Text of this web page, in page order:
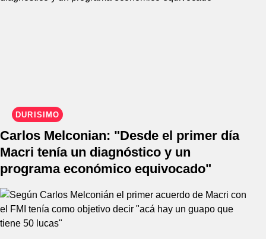
DURÍSIMO
Carlos Melconian: "Desde el primer día
Macri tenía un diagnóstico y un
programa económico equivocado"